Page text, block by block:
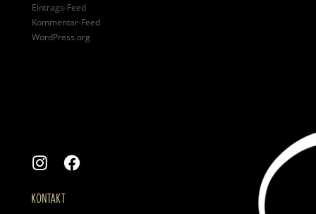
Eintrags-Feed
Kommentar-Feed
WordPress.org
KONTAKT